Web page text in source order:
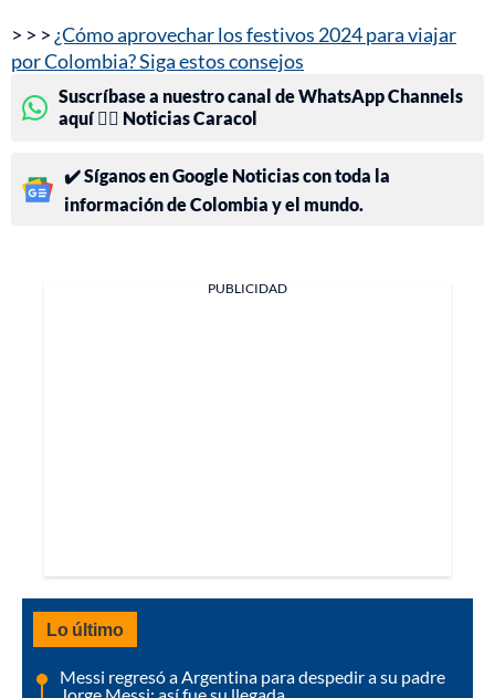
> > > ¿Cómo aprovechar los festivos 2024 para viajar
por Colombia? Siga estos consejos
Suscríbase a nuestro canal de WhatsApp Channels
aquí 👉🏻 Noticias Caracol
✔️ Síganos en Google Noticias con toda la
información de Colombia y el mundo.
PUBLICIDAD
Lo último
Messi regresó a Argentina para despedir a su padre